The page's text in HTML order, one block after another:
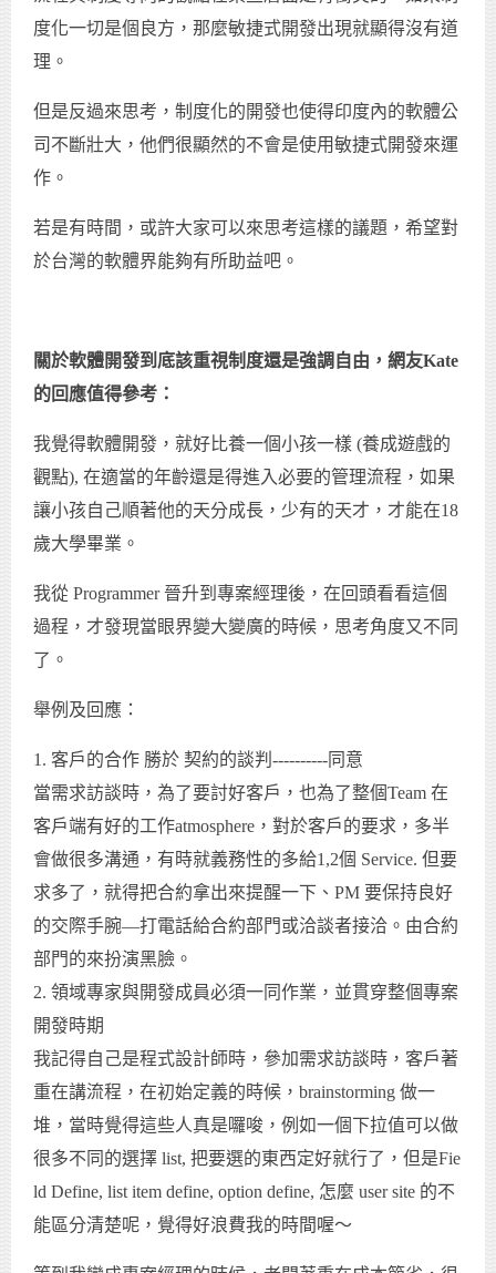
度化一切是個良方，那麼敏捷式開發出現就顯得沒有道
理。
但是反過來思考，制度化的開發也使得印度內的軟體公
司不斷壯大，他們很顯然的不會是使用敏捷式開發來運
作。
若是有時間，或許大家可以來思考這樣的議題，希望對
於台灣的軟體界能夠有所助益吧。
關於軟體開發到底該重視制度還是強調自由，網友Kate
的回應值得參考：
我覺得軟體開發，就好比養一個小孩一樣 (養成遊戲的
觀點), 在適當的年齡還是得進入必要的管理流程，如果
讓小孩自己順著他的天分成長，少有的天才，才能在18
歲大學畢業。
我從 Programmer 晉升到專案經理後，在回頭看看這個
過程，才發現當眼界變大變廣的時候，思考角度又不同
了。
舉例及回應：
1. 客戶的合作 勝於 契約的談判----------同意
當需求訪談時，為了要討好客戶，也為了整個Team 在
客戶端有好的工作atmosphere，對於客戶的要求，多半
會做很多溝通，有時就義務性的多給1,2個 Service. 但要
求多了，就得把合約拿出來提醒一下、PM 要保持良好
的交際手腕—打電話給合約部門或洽談者接洽。由合約
部門的來扮演黑臉。
2. 領域專家與開發成員必須一同作業，並貫穿整個專案
開發時期
我記得自己是程式設計師時，參加需求訪談時，客戶著
重在講流程，在初始定義的時候，brainstorming 做一
堆，當時覺得這些人真是囉唆，例如一個下拉值可以做
很多不同的選擇 list, 把要選的東西定好就行了，但是Fie
ld Define, list item define, option define, 怎麼 user site 的不
能區分清楚呢，覺得好浪費我的時間喔～